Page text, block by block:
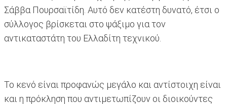
Σάββα Πουρσαϊτίδη. Αυτό δεν κατέστη δυνατό, έτσι ο
σύλλογος βρίσκεται στο ψάξιμο για τον
αντικαταστάτη του Ελλαδίτη τεχνικού.
Το κενό είναι προφανώς μεγάλο και αντίστοιχη είναι
και η πρόκληση που αντιμετωπίζουν οι διοικούντες